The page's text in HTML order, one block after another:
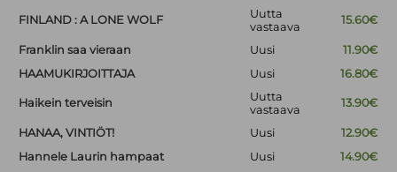
FINLAND : A LONE WOLF
Uutta
vastaava
15.60€
Franklin saa vieraan Uusi
11.90€
HAAMUKIRJOITTAJA
Uusi 16.80€
Haikein terveisin
Uutta
vastaava
13.90€
HANAA, VINTIÖT! Uusi
12.90€
Hannele Laurin hampaat
Uusi 14.90€